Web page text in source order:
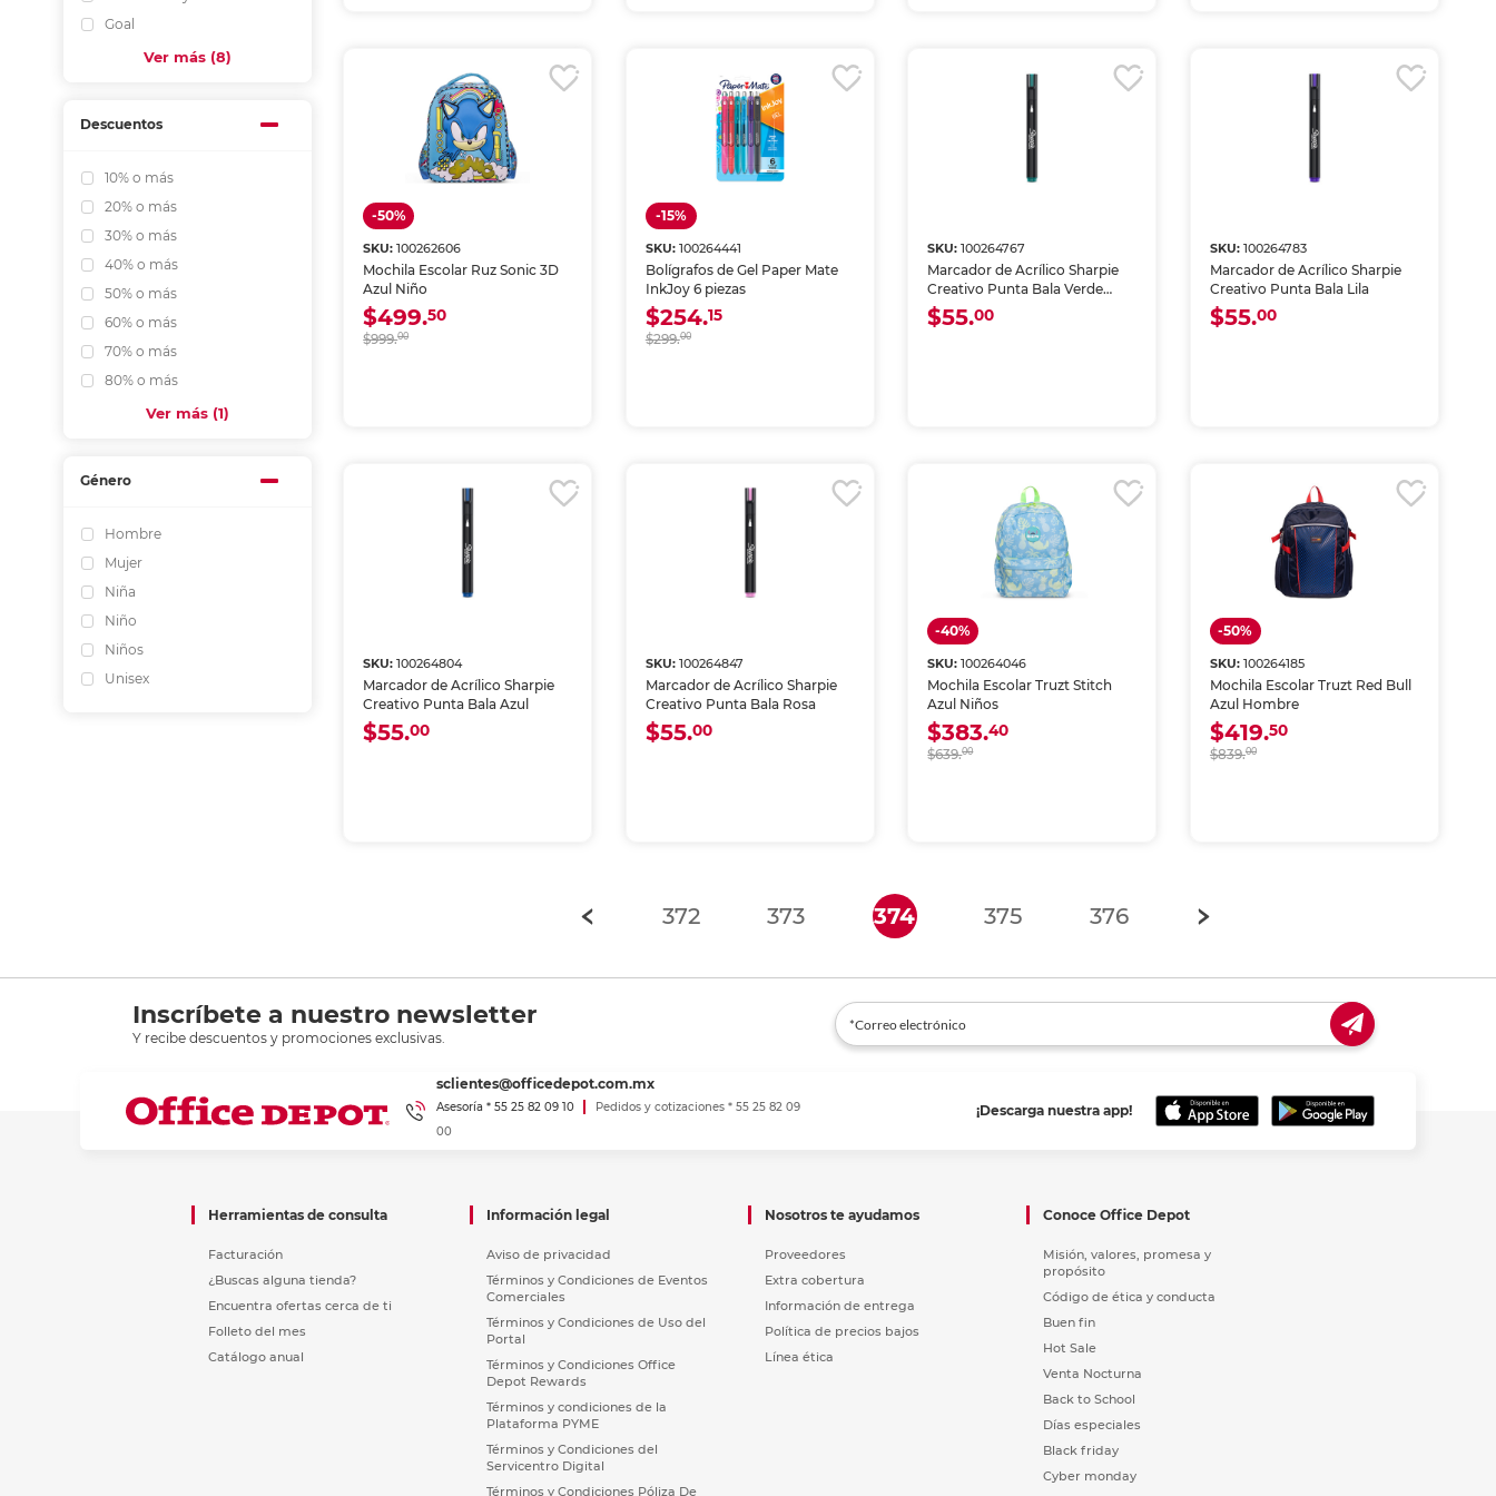
Goal
Ver más (8)
Descuentos
10% o más
20% o más
30% o más
40% o más
50% o más
60% o más
70% o más
80% o más
Ver más (1)
Género
Hombre
Mujer
Niña
Niño
Niños
Unisex
-50%
SKU:100262606
Mochila Escolar Ruz Sonic 3D
Azul Niño
$499.50
$999.00
-15%
SKU: 100264441
Bolígrafos de Gel Paper Mate
InkJoy 6 piezas
$254.15
$299.00
SKU:100264767
Marcador de Acrílico Sharpie
Creativo Punta Bala Verde
Claro
$55.00
SKU: 100264783
Marcador de Acrílico Sharpie
Creativo Punta Bala Lila
$55.00
SKU:100264804
Marcador de Acrílico Sharpie
Creativo Punta Bala Azul
$55.00
SKU: 100264847
Marcador de Acrílico Sharpie
Creativo Punta Bala Rosa
$55.00
-40%
SKU:100264046
Mochila Escolar Truzt Stitch
Azul Niños
$383.40
$639.00
-50%
SKU: 100264185
Mochila Escolar Truzt Red Bull
Azul Hombre
$419.50
$839.00
372 373 374(current)
375 376
Inscríbete a nuestro newsletter
Y recibe descuentos y promociones exclusivas.
¡Descarga nuestra app!
sclientes@officedepot.com.mx
Asesoría * 55 25 82 09 10
Pedidos y cotizaciones * 55 25 82 09
00
Herramientas de consulta
Facturación
¿Buscas alguna tienda?
Encuentra ofertas cerca de ti
Folleto del mes
Catálogo anual
Información legal
Aviso de privacidad
Términos y Condiciones de Eventos
Comerciales
Términos y Condiciones de Uso del
Portal
Términos y Condiciones Office
Depot Rewards
Términos y condiciones de la
Plataforma PYME
Términos y Condiciones del
Servicentro Digital
Términos y Condiciones Póliza De
Nosotros te ayudamos
Proveedores
Extra cobertura
Información de entrega
Política de precios bajos
Línea ética
Conoce Office Depot
Misión, valores, promesa y
propósito
Código de ética y conducta
Buen fin
Hot Sale
Venta Nocturna
Back to School
Días especiales
Black friday
Cyber monday